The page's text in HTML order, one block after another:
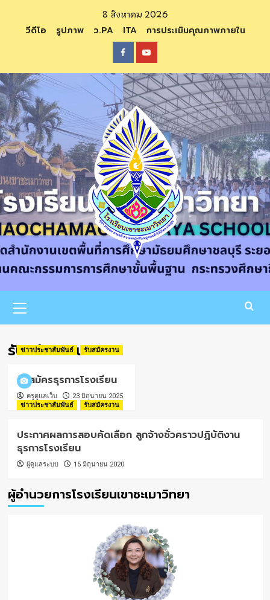
content
8 สิงหาคม 2026
วีดีโอ รูปภาพ ว.PA ITA การประเมินคุณภาพภายใน
FacebookYoutube
Menu
รับสมัครงาน
ข่าวประชาสัมพันธ์ รับสมัครงาน
รับสมัครธุรการโรงเรียน
ครูดูแลเว็บ
23 มิถุนายน 2025
ข่าวประชาสัมพันธ์
รับสมัครงาน
ประกาศผลการสอบคัดเลือก ลูกจ้างชั่วคราวปฏิบัติงาน
ธุรการโรงเรียน
ผู้ดูแลระบบ 15 มิถุนายน 2020
ผู้อำนวยการโรงเรียนเขาชะเมาวิทยา